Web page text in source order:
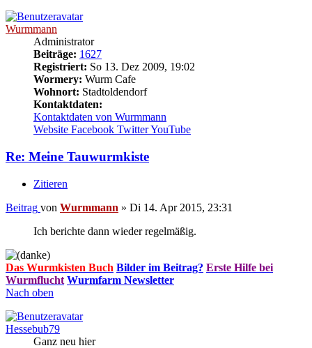
Wurmmann
Administrator
Beiträge: 1627
Registriert: So 13. Dez 2009, 19:02
Wormery: Wurm Cafe
Wohnort: Stadtoldendorf
Kontaktdaten:
Kontaktdaten von Wurmmann
Website Facebook TwitterYouTube
Re: Meine Tauwurmkiste
Zitieren
Beitrag von Wurmmann » Di 14. Apr 2015, 23:31
Ich berichte dann wieder regelmäßig.
Das Wurmkisten Buch Bilder im Beitrag? Erste Hilfe bei
Wurmflucht Wurmfarm Newsletter
Nach oben
Hessebub79
Ganz neu hier